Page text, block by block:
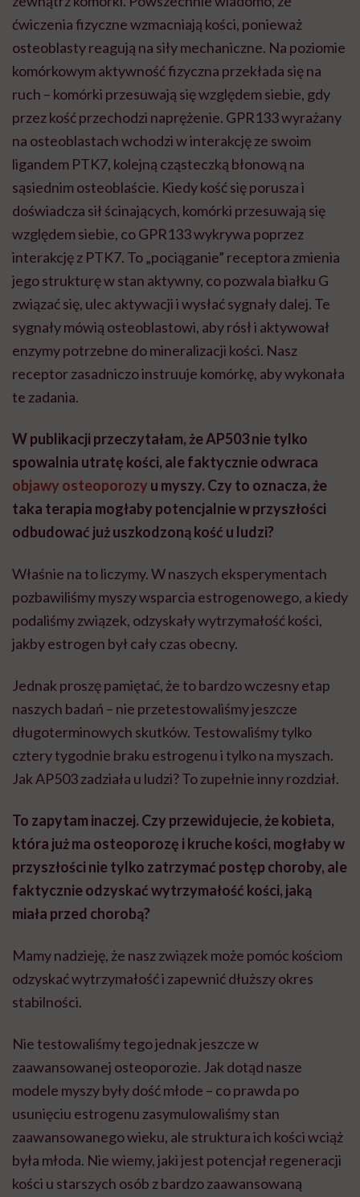
ćwiczenia fizyczne wzmacniają kości, ponieważ
osteoblasty reagują na siły mechaniczne. Na poziomie
komórkowym aktywność fizyczna przekłada się na
ruch – komórki przesuwają się względem siebie, gdy
przez kość przechodzi naprężenie. GPR133 wyrażany
na osteoblastach wchodzi w interakcję ze swoim
ligandem PTK7, kolejną cząsteczką błonową na
sąsiednim osteoblaście. Kiedy kość się porusza i
doświadcza sił ścinających, komórki przesuwają się
względem siebie, co GPR133 wykrywa poprzez
interakcję z PTK7. To „pociąganie” receptora zmienia
jego strukturę w stan aktywny, co pozwala białku G
związać się, ulec aktywacji i wysłać sygnały dalej. Te
sygnały mówią osteoblastowi, aby rósł i aktywował
enzymy potrzebne do mineralizacji kości. Nasz
receptor zasadniczo instruuje komórkę, aby wykonała
te zadania.
W publikacji przeczytałam, że AP503 nie tylko
spowalnia utratę kości, ale faktycznie odwraca
objawy osteoporozy u myszy. Czy to oznacza, że
taka terapia mogłaby potencjalnie w przyszłości
odbudować już uszkodzoną kość u ludzi?
Właśnie na to liczymy. W naszych eksperymentach
pozbawiliśmy myszy wsparcia estrogenowego, a kiedy
podaliśmy związek, odzyskały wytrzymałość kości,
jakby estrogen był cały czas obecny.
Jednak proszę pamiętać, że to bardzo wczesny etap
naszych badań – nie przetestowaliśmy jeszcze
długoterminowych skutków. Testowaliśmy tylko
cztery tygodnie braku estrogenu i tylko na myszach.
Jak AP503 zadziała u ludzi? To zupełnie inny rozdział.
To zapytam inaczej. Czy przewidujecie, że kobieta,
która już ma osteoporozę i kruche kości, mogłaby w
przyszłości nie tylko zatrzymać postęp choroby, ale
faktycznie odzyskać wytrzymałość kości, jaką
miała przed chorobą?
Mamy nadzieję, że nasz związek może pomóc kościom
odzyskać wytrzymałość i zapewnić dłuższy okres
stabilności.
Nie testowaliśmy tego jednak jeszcze w
zaawansowanej osteoporozie. Jak dotąd nasze
modele myszy były dość młode – co prawda po
usunięciu estrogenu zasymulowaliśmy stan
zaawansowanego wieku, ale struktura ich kości wciąż
była młoda. Nie wiemy, jaki jest potencjał regeneracji
kości u starszych osób z bardzo zaawansowaną